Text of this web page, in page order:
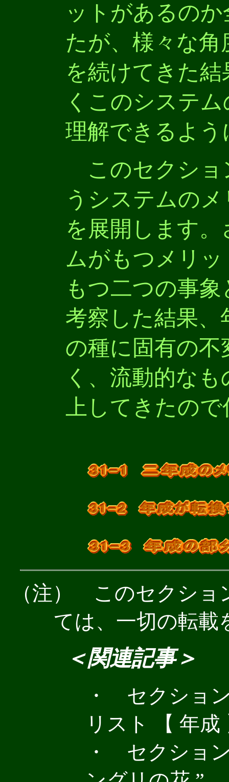
ットがあるの
たが、様々な
を続けてきた
くこのシステ
理解できるよ
このセクショ
うシステムの
を展開します
ムがもつメリ
もつ二つの事
考察した結果
の種に固有の
く、流動的な
上してきたの
（注） このセクショ
ては、一切の転載
＜関連記事＞
・ セクショ
リスト 【 年成
・ セクショ